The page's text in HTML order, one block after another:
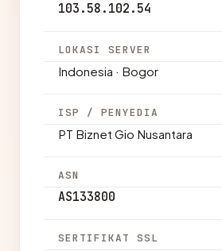
103.58.102.54
LOKASI SERVER
Indonesia · Bogor
ISP / PENYEDIA
PT Biznet Gio Nusantara
ASN
AS133800
SERTIFIKAT SSL